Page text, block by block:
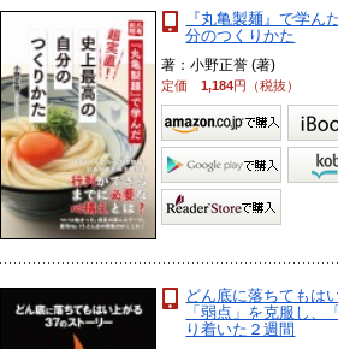
『丸亀製麺』で学
分のつくりかた
著：小野正誉 (著)
定価1,184円（税抜）
どん底に落ちてもは
「弱点」を克服し、
り着いた２週間